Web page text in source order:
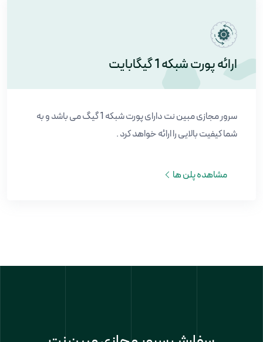
ارائه پورت شبکه 1 گیگابایت
سرور مجازی مبین نت دارای پورت شبکه 1 گیگ می باشد و به
شما کیفیت بالایی را ارائه خواهد کرد .
مشاهده پلن ها